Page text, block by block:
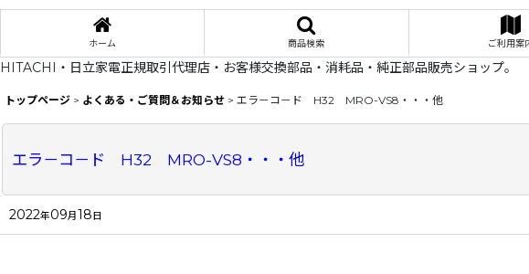
ホーム 商品検索 ご利用案
HITACHI・日立家電正規取引代理店・お客様交換部品・消耗品・純正部品販売ショップ。
トップページ > よくある・ご質問＆お知らせ > エラ－コ－ド H32 MRO-VS8・・・他
エラ－コ－ド H32 MRO-VS8・・・他
2022年09月 18 日